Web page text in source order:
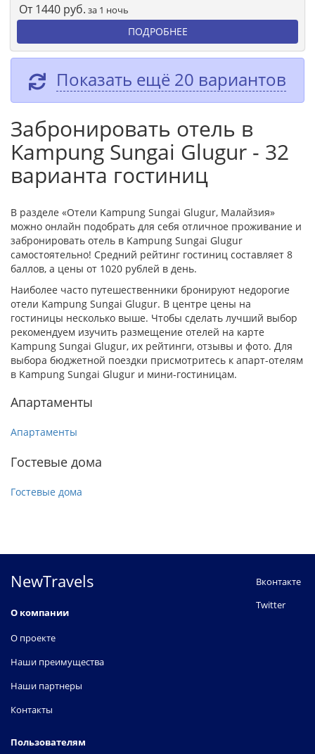
От 1440 руб. за 1 ночь
ПОДРОБНЕЕ
Показать ещё 20 вариантов
Забронировать отель в
Kampung Sungai Glugur - 32
варианта гостиниц
В разделе «Отели Kampung Sungai Glugur, Малайзия»
можно онлайн подобрать для себя отличное проживание и
забронировать отель в Kampung Sungai Glugur
самостоятельно! Средний рейтинг гостиниц составляет 8
баллов, а цены от 1020 рублей в день.
Наиболее часто путешественники бронируют недорогие
отели Kampung Sungai Glugur. В центре цены на
гостиницы несколько выше. Чтобы сделать лучший выбор
рекомендуем изучить размещение отелей на карте
Kampung Sungai Glugur, их рейтинги, отзывы и фото. Для
выбора бюджетной поездки присмотритесь к апарт-отелям
в Kampung Sungai Glugur и мини-гостиницам.
Апартаменты
Апартаменты
Гостевые дома
Гостевые дома
NewTravels
О компании
О проекте
Наши преимущества
Наши партнеры
Контакты
Пользователям
Вконтакте
Twitter